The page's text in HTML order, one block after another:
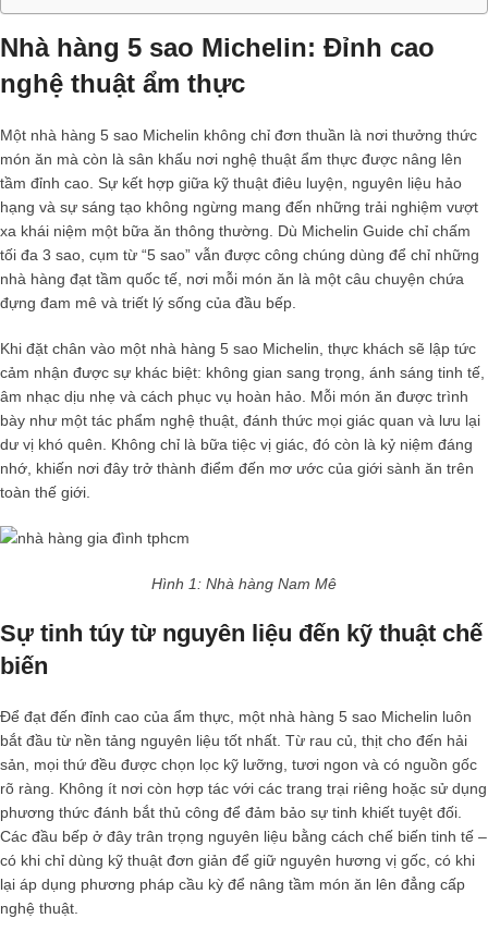
Nhà hàng 5 sao Michelin: Đỉnh cao
nghệ thuật ẩm thực
Một nhà hàng 5 sao Michelin không chỉ đơn thuần là nơi thưởng thức
món ăn mà còn là sân khấu nơi nghệ thuật ẩm thực được nâng lên
tầm đỉnh cao. Sự kết hợp giữa kỹ thuật điêu luyện, nguyên liệu hảo
hạng và sự sáng tạo không ngừng mang đến những trải nghiệm vượt
xa khái niệm một bữa ăn thông thường. Dù Michelin Guide chỉ chấm
tối đa 3 sao, cụm từ “5 sao” vẫn được công chúng dùng để chỉ những
nhà hàng đạt tầm quốc tế, nơi mỗi món ăn là một câu chuyện chứa
đựng đam mê và triết lý sống của đầu bếp.
Khi đặt chân vào một nhà hàng 5 sao Michelin , thực khách sẽ lập tức
cảm nhận được sự khác biệt: không gian sang trọng, ánh sáng tinh tế,
âm nhạc dịu nhẹ và cách phục vụ hoàn hảo. Mỗi món ăn được trình
bày như một tác phẩm nghệ thuật, đánh thức mọi giác quan và lưu lại
dư vị khó quên. Không chỉ là bữa tiệc vị giác, đó còn là kỷ niệm đáng
nhớ, khiến nơi đây trở thành điểm đến mơ ước của giới sành ăn trên
toàn thế giới.
Hình 1: Nhà hàng Nam Mê
Sự tinh túy từ nguyên liệu đến kỹ thuật chế
biến
Để đạt đến đỉnh cao của ẩm thực, một nhà hàng 5 sao Michelin luôn
bắt đầu từ nền tảng nguyên liệu tốt nhất. Từ rau củ, thịt cho đến hải
sản, mọi thứ đều được chọn lọc kỹ lưỡng, tươi ngon và có nguồn gốc
rõ ràng. Không ít nơi còn hợp tác với các trang trại riêng hoặc sử dụng
phương thức đánh bắt thủ công để đảm bảo sự tinh khiết tuyệt đối.
Các đầu bếp ở đây trân trọng nguyên liệu bằng cách chế biến tinh tế –
có khi chỉ dùng kỹ thuật đơn giản để giữ nguyên hương vị gốc, có khi
lại áp dụng phương pháp cầu kỳ để nâng tầm món ăn lên đẳng cấp
nghệ thuật.